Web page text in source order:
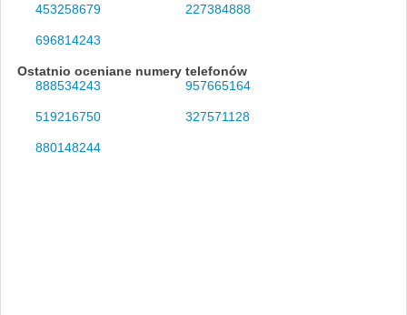
453258679 227384888
696814243
Ostatnio oceniane numery telefonów
888534243
957665164
519216750 327571128
880148244